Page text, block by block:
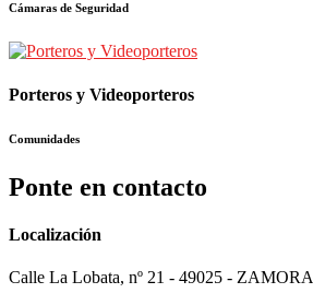
Cámaras de Seguridad
Porteros y Videoporteros
Comunidades
Ponte en contacto
Localización
Calle La Lobata, nº 21 - 49025 - ZAMORA